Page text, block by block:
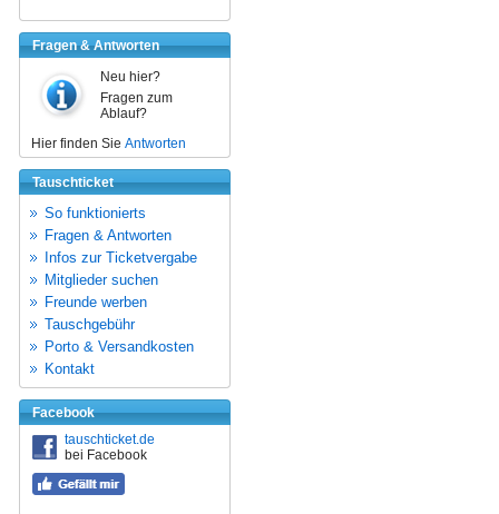
Fragen & Antworten
Neu hier?
Fragen zum
Ablauf?
Hier finden Sie Antworten
Tauschticket
So funktionierts
Fragen & Antworten
Infos zur Ticketvergabe
Mitglieder suchen
Freunde werben
Tauschgebühr
Porto & Versandkosten
Kontakt
Facebook
tauschticket.de
bei Facebook